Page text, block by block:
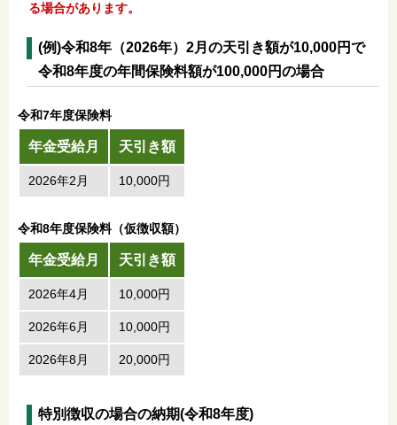
る場合があります。
(例)令和8年（2026年）2月の天引き額が10,000円で
令和8年度の年間保険料額が100,000円の場合
令和7年度保険料
年金受給月 天引き額
2026年2月 10,000円
令和8年度保険料（仮徴収額）
年金受給月 天引き額
2026年4月 10,000円
2026年6月 10,000円
2026年8月 20,000円
特別徴収の場合の納期(令和8年度)